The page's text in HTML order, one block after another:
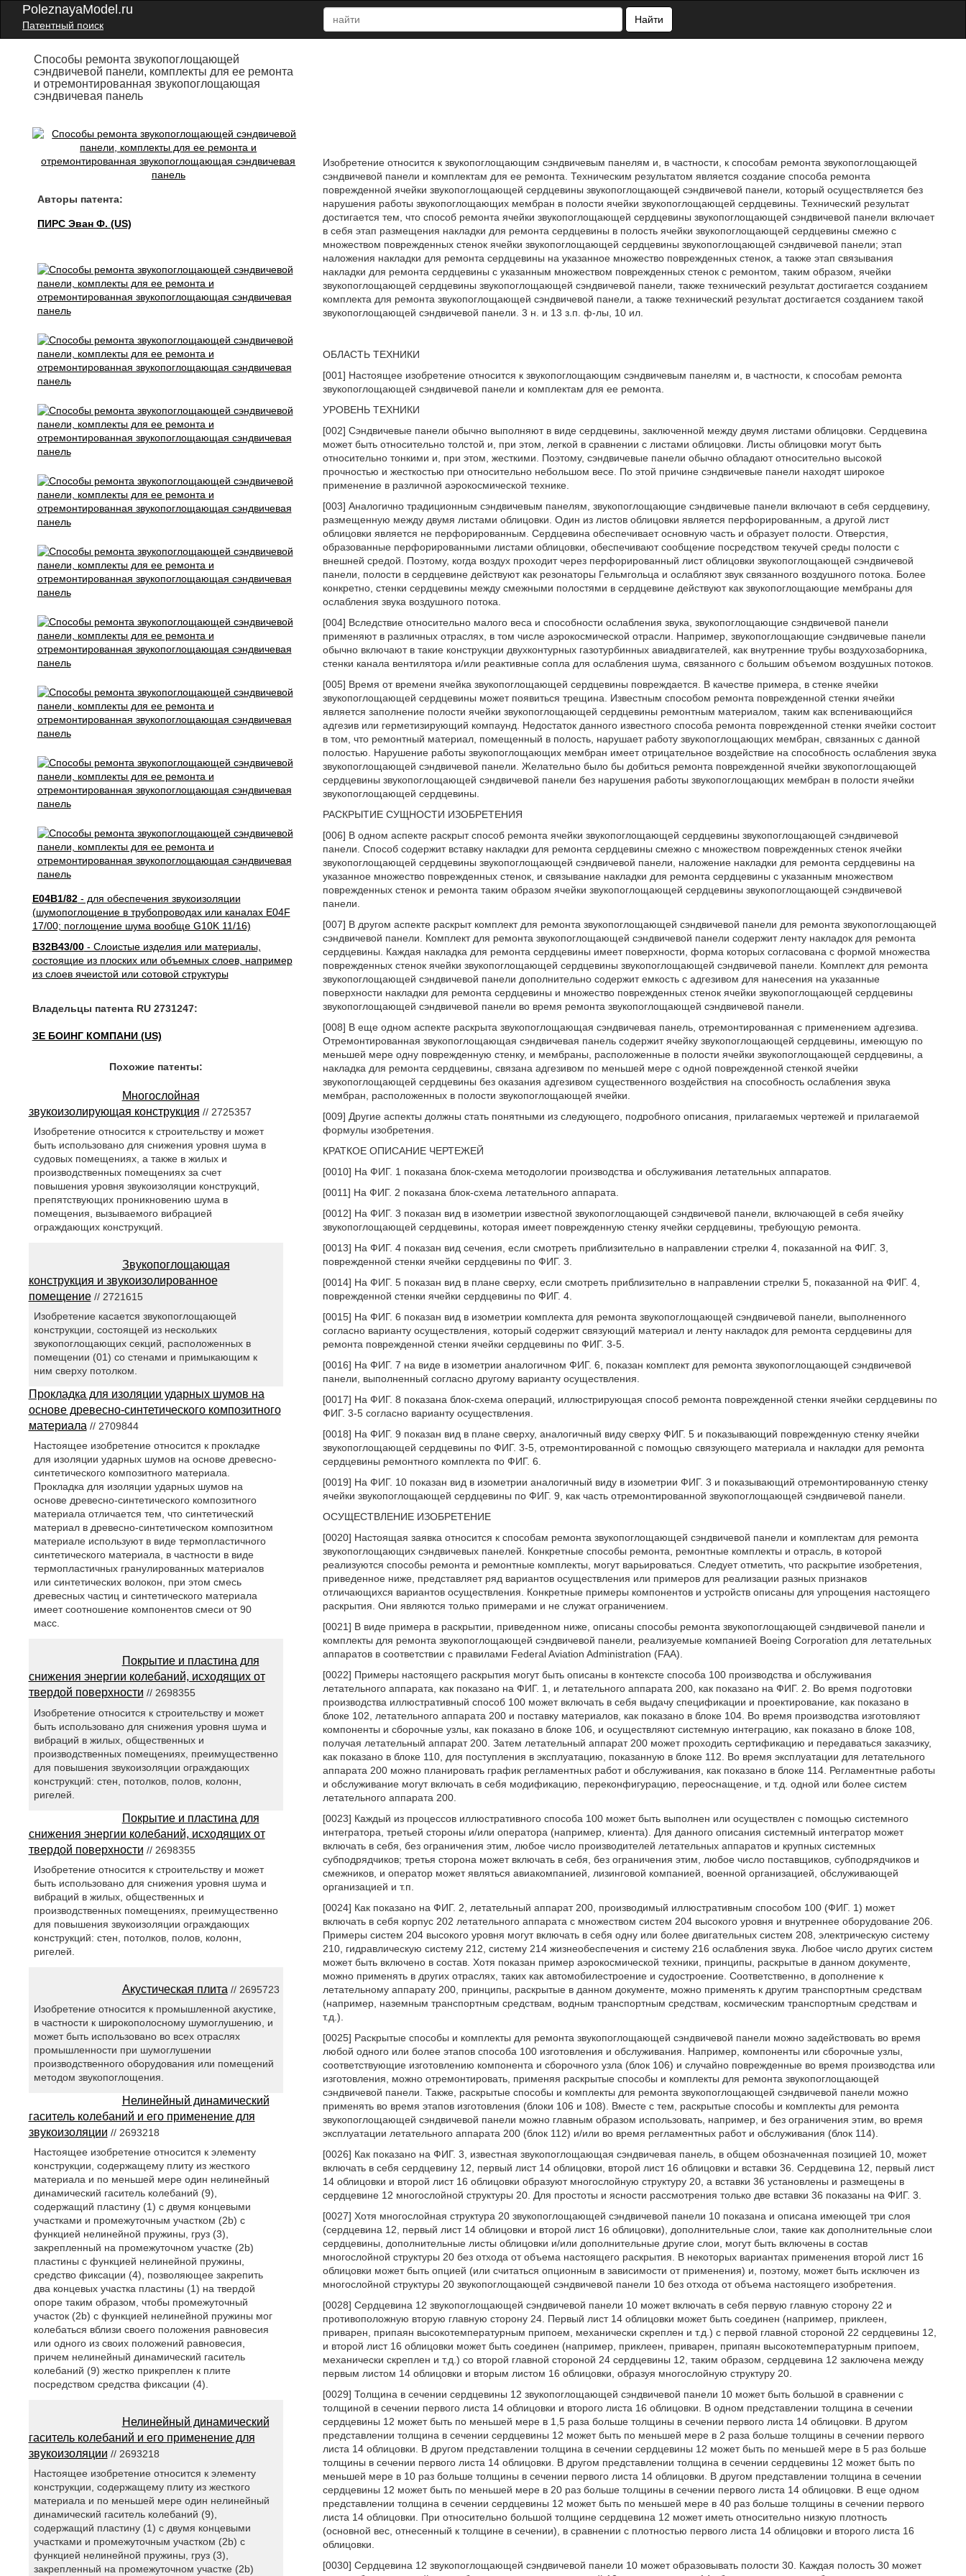
PoleznayaModel.ru
Патентный поиск
Найти
Способы ремонта звукопоглощающей
сэндвичевой панели, комплекты для ее ремонта
и отремонтированная звукопоглощающая
сэндвичевая панель
Авторы патента:
ПИРС Эван Ф. (US)
E04B1/82- для обеспечения звукоизоляции
(шумопоглощение в трубопроводах или каналах E04F
17/00; поглощение шума вообще G10K 11/16)
B32B43/00- Слоистые изделия или материалы,
состоящие из плоских или объемных слоев, например
из слоев ячеистой или сотовой структуры
Владельцы патента RU 2731247:
ЗЕ БОИНГ КОМПАНИ (US)
Изобретение относится к звукопоглощающим сэндвичевым панелям и, в частности, к способам ремонта звукопоглощающей
сэндвичевой панели и комплектам для ее ремонта. Техническим результатом является создание способа ремонта
поврежденной ячейки звукопоглощающей сердцевины звукопоглощающей сэндвичевой панели, который осуществляется без
нарушения работы звукопоглощающих мембран в полости ячейки звукопоглощающей сердцевины. Технический результат
достигается тем, что способ ремонта ячейки звукопоглощающей сердцевины звукопоглощающей сэндвичевой панели включает
в себя этап размещения накладки для ремонта сердцевины в полость ячейки звукопоглощающей сердцевины смежно с
множеством поврежденных стенок ячейки звукопоглощающей сердцевины звукопоглощающей сэндвичевой панели; этап
наложения накладки для ремонта сердцевины на указанное множество поврежденных стенок, а также этап связывания
накладки для ремонта сердцевины с указанным множеством поврежденных стенок с ремонтом, таким образом, ячейки
звукопоглощающей сердцевины звукопоглощающей сэндвичевой панели, также технический результат достигается созданием
комплекта для ремонта звукопоглощающей сэндвичевой панели, а также технический результат достигается созданием такой
звукопоглощающей сэндвичевой панели. 3 н. и 13 з.п. ф-лы, 10 ил.
ОБЛАСТЬ ТЕХНИКИ
[001] Настоящее изобретение относится к звукопоглощающим сэндвичевым панелям и, в частности, к способам ремонта
звукопоглощающей сэндвичевой панели и комплектам для ее ремонта.
УРОВЕНЬ ТЕХНИКИ
[002] Сэндвичевые панели обычно выполняют в виде сердцевины, заключенной между двумя листами облицовки. Сердцевина
может быть относительно толстой и, при этом, легкой в сравнении с листами облицовки. Листы облицовки могут быть
относительно тонкими и, при этом, жесткими. Поэтому, сэндвичевые панели обычно обладают относительно высокой
прочностью и жесткостью при относительно небольшом весе. По этой причине сэндвичевые панели находят широкое
применение в различной аэрокосмической технике.
[003] Аналогично традиционным сэндвичевым панелям, звукопоглощающие сэндвичевые панели включают в себя сердцевину,
размещенную между двумя листами облицовки. Один из листов облицовки является перфорированным, а другой лист
облицовки является не перфорированным. Сердцевина обеспечивает основную часть и образует полости. Отверстия,
образованные перфорированными листами облицовки, обеспечивают сообщение посредством текучей среды полости с
внешней средой. Поэтому, когда воздух проходит через перфорированный лист облицовки звукопоглощающей сэндвичевой
панели, полости в сердцевине действуют как резонаторы Гельмгольца и ослабляют звук связанного воздушного потока. Более
конкретно, стенки сердцевины между смежными полостями в сердцевине действуют как звукопоглощающие мембраны для
ослабления звука воздушного потока.
[004] Вследствие относительно малого веса и способности ослабления звука, звукопоглощающие сэндвичевой панели
применяют в различных отраслях, в том числе аэрокосмической отрасли. Например, звукопоглощающие сэндвичевые панели
обычно включают в такие конструкции двухконтурных газотурбинных авиадвигателей, как внутренние трубы воздухозаборника,
стенки канала вентилятора и/или реактивные сопла для ослабления шума, связанного с большим объемом воздушных потоков.
[005] Время от времени ячейка звукопоглощающей сердцевины повреждается. В качестве примера, в стенке ячейки
звукопоглощающей сердцевины может появиться трещина. Известным способом ремонта поврежденной стенки ячейки
является заполнение полости ячейки звукопоглощающей сердцевины ремонтным материалом, таким как вспенивающийся
адгезив или герметизирующий компаунд. Недостаток данного известного способа ремонта поврежденной стенки ячейки состоит
в том, что ремонтный материал, помещенный в полость, нарушает работу звукопоглощающих мембран, связанных с данной
полостью. Нарушение работы звукопоглощающих мембран имеет отрицательное воздействие на способность ослабления звука
звукопоглощающей сэндвичевой панели. Желательно было бы добиться ремонта поврежденной ячейки звукопоглощающей
сердцевины звукопоглощающей сэндвичевой панели без нарушения работы звукопоглощающих мембран в полости ячейки
звукопоглощающей сердцевины.
РАСКРЫТИЕ СУЩНОСТИ ИЗОБРЕТЕНИЯ
[006] В одном аспекте раскрыт способ ремонта ячейки звукопоглощающей сердцевины звукопоглощающей сэндвичевой
панели. Способ содержит вставку накладки для ремонта сердцевины смежно с множеством поврежденных стенок ячейки
звукопоглощающей сердцевины звукопоглощающей сэндвичевой панели, наложение накладки для ремонта сердцевины на
указанное множество поврежденных стенок, и связывание накладки для ремонта сердцевины с указанным множеством
поврежденных стенок и ремонта таким образом ячейки звукопоглощающей сердцевины звукопоглощающей сэндвичевой
панели.
[007] В другом аспекте раскрыт комплект для ремонта звукопоглощающей сэндвичевой панели для ремонта звукопоглощающей
сэндвичевой панели. Комплект для ремонта звукопоглощающей сэндвичевой панели содержит ленту накладок для ремонта
сердцевины. Каждая накладка для ремонта сердцевины имеет поверхности, форма которых согласована с формой множества
поврежденных стенок ячейки звукопоглощающей сердцевины звукопоглощающей сэндвичевой панели. Комплект для ремонта
звукопоглощающей сэндвичевой панели дополнительно содержит емкость с адгезивом для нанесения на указанные
поверхности накладки для ремонта сердцевины и множество поврежденных стенок ячейки звукопоглощающей сердцевины
звукопоглощающей сэндвичевой панели во время ремонта звукопоглощающей сэндвичевой панели.
[008] В еще одном аспекте раскрыта звукопоглощающая сэндвичевая панель, отремонтированная с применением адгезива.
Отремонтированная звукопоглощающая сэндвичевая панель содержит ячейку звукопоглощающей сердцевины, имеющую по
меньшей мере одну поврежденную стенку, и мембраны, расположенные в полости ячейки звукопоглощающей сердцевины, а
накладка для ремонта сердцевины, связана адгезивом по меньшей мере с одной поврежденной стенкой ячейки
звукопоглощающей сердцевины без оказания адгезивом существенного воздействия на способность ослабления звука
мембран, расположенных в полости звукопоглощающей ячейки.
[009] Другие аспекты должны стать понятными из следующего, подробного описания, прилагаемых чертежей и прилагаемой
формулы изобретения.
КРАТКОЕ ОПИСАНИЕ ЧЕРТЕЖЕЙ
[0010] На ФИГ. 1 показана блок-схема методологии производства и обслуживания летательных аппаратов.
[0011] На ФИГ. 2 показана блок-схема летательного аппарата.
[0012] На ФИГ. 3 показан вид в изометрии известной звукопоглощающей сэндвичевой панели, включающей в себя ячейку
звукопоглощающей сердцевины, которая имеет поврежденную стенку ячейки сердцевины, требующую ремонта.
[0013] На ФИГ. 4 показан вид сечения, если смотреть приблизительно в направлении стрелки 4, показанной на ФИГ. 3,
поврежденной стенки ячейки сердцевины по ФИГ. 3.
[0014] На ФИГ. 5 показан вид в плане сверху, если смотреть приблизительно в направлении стрелки 5, показанной на ФИГ. 4,
поврежденной стенки ячейки сердцевины по ФИГ. 4.
[0015] На ФИГ. 6 показан вид в изометрии комплекта для ремонта звукопоглощающей сэндвичевой панели, выполненного
согласно варианту осуществления, который содержит связующий материал и ленту накладок для ремонта сердцевины для
ремонта поврежденной стенки ячейки сердцевины по ФИГ. 3-5.
[0016] На ФИГ. 7 на виде в изометрии аналогичном ФИГ. 6, показан комплект для ремонта звукопоглощающей сэндвичевой
панели, выполненный согласно другому варианту осуществления.
[0017] На ФИГ. 8 показана блок-схема операций, иллюстрирующая способ ремонта поврежденной стенки ячейки сердцевины по
ФИГ. 3-5 согласно варианту осуществления.
[0018] На ФИГ. 9 показан вид в плане сверху, аналогичный виду сверху ФИГ. 5 и показывающий поврежденную стенку ячейки
звукопоглощающей сердцевины по ФИГ. 3-5, отремонтированной с помощью связующего материала и накладки для ремонта
сердцевины ремонтного комплекта по ФИГ. 6.
[0019] На ФИГ. 10 показан вид в изометрии аналогичный виду в изометрии ФИГ. 3 и показывающий отремонтированную стенку
ячейки звукопоглощающей сердцевины по ФИГ. 9, как часть отремонтированной звукопоглощающей сэндвичевой панели.
ОСУЩЕСТВЛЕНИЕ ИЗОБРЕТЕНИЕ
[0020] Настоящая заявка относится к способам ремонта звукопоглощающей сэндвичевой панели и комплектам для ремонта
звукопоглощающих сэндвичевых панелей. Конкретные способы ремонта, ремонтные комплекты и отрасль, в которой
реализуются способы ремонта и ремонтные комплекты, могут варьироваться. Следует отметить, что раскрытие изобретения,
приведенное ниже, представляет ряд вариантов осуществления или примеров для реализации разных признаков
отличающихся вариантов осуществления. Конкретные примеры компонентов и устройств описаны для упрощения настоящего
раскрытия. Они являются только примерами и не служат ограничением.
[0021] В виде примера в раскрытии, приведенном ниже, описаны способы ремонта звукопоглощающей сэндвичевой панели и
комплекты для ремонта звукопоглощающей сэндвичевой панели, реализуемые компанией Boeing Corporation для летательных
аппаратов в соответствии с правилами Federal Aviation Administration (FAA).
[0022] Примеры настоящего раскрытия могут быть описаны в контексте способа 100 производства и обслуживания
летательного аппарата, как показано на ФИГ. 1, и летательного аппарата 200, как показано на ФИГ. 2. Во время подготовки
производства иллюстративный способ 100 может включать в себя выдачу спецификации и проектирование, как показано в
блоке 102, летательного аппарата 200 и поставку материалов, как показано в блоке 104. Во время производства изготовляют
компоненты и сборочные узлы, как показано в блоке 106, и осуществляют системную интеграцию, как показано в блоке 108,
получая летательный аппарат 200. Затем летательный аппарат 200 может проходить сертификацию и передаваться заказчику,
как показано в блоке 110, для поступления в эксплуатацию, показанную в блоке 112. Во время эксплуатации для летательного
аппарата 200 можно планировать график регламентных работ и обслуживания, как показано в блоке 114. Регламентные работы
и обслуживание могут включать в себя модификацию, переконфигурацию, переоснащение, и т.д. одной или более систем
летательного аппарата 200.
[0023] Каждый из процессов иллюстративного способа 100 может быть выполнен или осуществлен с помощью системного
интегратора, третьей стороны и/или оператора (например, клиента). Для данного описания системный интегратор может
включать в себя, без ограничения этим, любое число производителей летательных аппаратов и крупных системных
субподрядчиков; третья сторона может включать в себя, без ограничения этим, любое число поставщиков, субподрядчиков и
смежников, и оператор может являться авиакомпанией, лизинговой компанией, военной организацией, обслуживающей
организацией и т.п.
[0024] Как показано на ФИГ. 2, летательный аппарат 200, производимый иллюстративным способом 100 (ФИГ. 1) может
включать в себя корпус 202 летательного аппарата с множеством систем 204 высокого уровня и внутреннее оборудование 206.
Примеры систем 204 высокого уровня могут включать в себя одну или более двигательных систем 208, электрическую систему
210, гидравлическую систему 212, систему 214 жизнеобеспечения и систему 216 ослабления звука. Любое число других систем
может быть включено в состав. Хотя показан пример аэрокосмической техники, принципы, раскрытые в данном документе,
можно применять в других отраслях, таких как автомобилестроение и судостроение. Соответственно, в дополнение к
летательному аппарату 200, принципы, раскрытые в данном документе, можно применять к другим транспортным средствам
(например, наземным транспортным средствам, водным транспортным средствам, космическим транспортным средствам и
т.д.).
[0025] Раскрытые способы и комплекты для ремонта звукопоглощающей сэндвичевой панели можно задействовать во время
любой одного или более этапов способа 100 изготовления и обслуживания. Например, компоненты или сборочные узлы,
соответствующие изготовлению компонента и сборочного узла (блок 106) и случайно поврежденные во время производства или
изготовления, можно отремонтировать, применяя раскрытые способы и комплекты для ремонта звукопоглощающей
сэндвичевой панели. Также, раскрытые способы и комплекты для ремонта звукопоглощающей сэндвичевой панели можно
применять во время этапов изготовления (блоки 106 и 108). Вместе с тем, раскрытые способы и комплекты для ремонта
звукопоглощающей сэндвичевой панели можно главным образом использовать, например, и без ограничения этим, во время
эксплуатации летательного аппарата 200 (блок 112) и/или во время регламентных работ и обслуживания (блок 114).
[0026] Как показано на ФИГ. 3, известная звукопоглощающая сэндвичевая панель, в общем обозначенная позицией 10, может
включать в себя сердцевину 12, первый лист 14 облицовки, второй лист 16 облицовки и вставки 36. Сердцевина 12, первый лист
14 облицовки и второй лист 16 облицовки образуют многослойную структуру 20, а вставки 36 установлены и размещены в
сердцевине 12 многослойной структуры 20. Для простоты и ясности рассмотрения только две вставки 36 показаны на ФИГ. 3.
[0027] Хотя многослойная структура 20 звукопоглощающей сэндвичевой панели 10 показана и описана имеющей три слоя
(сердцевина 12, первый лист 14 облицовки и второй лист 16 облицовки), дополнительные слои, такие как дополнительные слои
сердцевины, дополнительные листы облицовки и/или дополнительные другие слои, могут быть включены в состав
многослойной структуры 20 без отхода от объема настоящего раскрытия. В некоторых вариантах применения второй лист 16
облицовки может быть опцией (или считаться опционным в зависимости от применения) и, поэтому, может быть исключен из
многослойной структуры 20 звукопоглощающей сэндвичевой панели 10 без отхода от объема настоящего изобретения.
[0028] Сердцевина 12 звукопоглощающей сэндвичевой панели 10 может включать в себя первую главную сторону 22 и
противоположную вторую главную сторону 24. Первый лист 14 облицовки может быть соединен (например, приклеен,
приварен, припаян высокотемпературным припоем, механически скреплен и т.д.) с первой главной стороной 22 сердцевины 12,
и второй лист 16 облицовки может быть соединен (например, приклеен, приварен, припаян высокотемпературным припоем,
механически скреплен и т.д.) со второй главной стороной 24 сердцевины 12, таким образом, сердцевина 12 заключена между
первым листом 14 облицовки и вторым листом 16 облицовки, образуя многослойную структуру 20.
[0029] Толщина в сечении сердцевины 12 звукопоглощающей сэндвичевой панели 10 может быть большой в сравнении с
толщиной в сечении первого листа 14 облицовки и второго листа 16 облицовки. В одном представлении толщина в сечении
сердцевины 12 может быть по меньшей мере в 1,5 раза больше толщины в сечении первого листа 14 облицовки. В другом
представлении толщина в сечении сердцевины 12 может быть по меньшей мере в 2 раза больше толщины в сечении первого
листа 14 облицовки. В другом представлении толщина в сечении сердцевины 12 может быть по меньшей мере в 5 раз больше
толщины в сечении первого листа 14 облицовки. В другом представлении толщина в сечении сердцевины 12 может быть по
меньшей мере в 10 раз больше толщины в сечении первого листа 14 облицовки. В другом представлении толщина в сечении
сердцевины 12 может быть по меньшей мере в 20 раз больше толщины в сечении первого листа 14 облицовки. В еще одном
представлении толщина в сечении сердцевины 12 может быть по меньшей мере в 40 раз больше толщины в сечении первого
листа 14 облицовки. При относительно большой толщине сердцевина 12 может иметь относительно низкую плотность
(основной вес, отнесенный к толщине в сечении), в сравнении с плотностью первого листа 14 облицовки и второго листа 16
облицовки.
[0030] Сердцевина 12 звукопоглощающей сэндвичевой панели 10 может образовывать полости 30. Каждая полость 30 может
Похожие патенты:
Многослойная
звукоизолирующая конструкция // 2725357
Изобретение относится к строительству и может
быть использовано для снижения уровня шума в
судовых помещениях, а также в жилых и
производственных помещениях за счет
повышения уровня звукоизоляции конструкций,
препятствующих проникновению шума в
помещения, вызываемого вибрацией
ограждающих конструкций.
Звукопоглощающая
конструкция и звукоизолированное
помещение// 2721615
Изобретение касается звукопоглощающей
конструкции, состоящей из нескольких
звукопоглощающих секций, расположенных в
помещении (01) со стенами и примыкающим к
ним сверху потолком.
Прокладка для изоляции ударных шумов на
основе древесно-синтетического композитного
материала// 2709844
Настоящее изобретение относится к прокладке
для изоляции ударных шумов на основе древесно-
синтетического композитного материала.
Прокладка для изоляции ударных шумов на
основе древесно-синтетического композитного
материала отличается тем, что синтетический
материал в древесно-синтетическом композитном
материале используют в виде термопластичного
синтетического материала, в частности в виде
термопластичных гранулированных материалов
или синтетических волокон, при этом смесь
древесных частиц и синтетического материала
имеет соотношение компонентов смеси от 90
масс.
Покрытие и пластина для
снижения энергии колебаний, исходящих от
твердой поверхности // 2698355
Изобретение относится к строительству и может
быть использовано для снижения уровня шума и
вибраций в жилых, общественных и
производственных помещениях, преимущественно
для повышения звукоизоляции ограждающих
конструкций: стен, потолков, полов, колонн,
ригелей.
Покрытие и пластина для
снижения энергии колебаний, исходящих от
твердой поверхности // 2698355
Изобретение относится к строительству и может
быть использовано для снижения уровня шума и
вибраций в жилых, общественных и
производственных помещениях, преимущественно
для повышения звукоизоляции ограждающих
конструкций: стен, потолков, полов, колонн,
ригелей.
Акустическая плита // 2695723
Изобретение относится к промышленной акустике,
в частности к широкополосному шумоглушению, и
может быть использовано во всех отраслях
промышленности при шумоглушении
производственного оборудования или помещений
методом звукопоглощения.
Нелинейный динамический
гаситель колебаний и его применение для
звукоизоляции // 2693218
Настоящее изобретение относится к элементу
конструкции, содержащему плиту из жесткого
материала и по меньшей мере один нелинейный
динамический гаситель колебаний (9),
содержащий пластину (1) с двумя концевыми
участками и промежуточным участком (2b) с
функцией нелинейной пружины, груз (3),
закрепленный на промежуточном участке (2b)
пластины с функцией нелинейной пружины,
средство фиксации (4), позволяющее закрепить
два концевых участка пластины (1) на твердой
опоре таким образом, чтобы промежуточный
участок (2b) с функцией нелинейной пружины мог
колебаться вблизи своего положения равновесия
или одного из своих положений равновесия,
причем нелинейный динамический гаситель
колебаний (9) жестко прикреплен к плите
посредством средства фиксации (4).
Нелинейный динамический
гаситель колебаний и его применение для
звукоизоляции // 2693218
Настоящее изобретение относится к элементу
конструкции, содержащему плиту из жесткого
материала и по меньшей мере один нелинейный
динамический гаситель колебаний (9),
содержащий пластину (1) с двумя концевыми
участками и промежуточным участком (2b) с
функцией нелинейной пружины, груз (3),
закрепленный на промежуточном участке (2b)